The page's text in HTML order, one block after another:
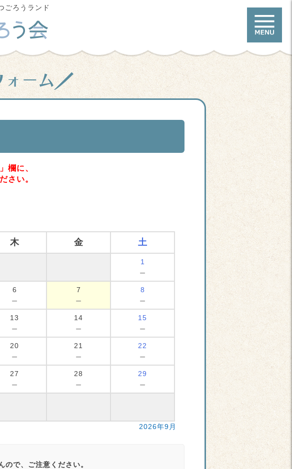
ごろうランド
ーム
欄に、
さい。
木 金 土
1
－
6
－
7
－
8
－
13
－
14
－
15
－
20
－
21
－
22
－
27
－
28
－
29
－
2026年9月
で、ご注意ください。